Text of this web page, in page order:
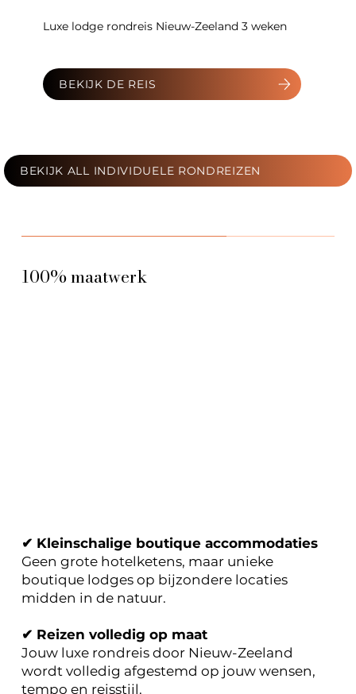
Luxe lodge rondreis Nieuw-Zeeland 3 weken
BEKIJK DE REIS
BEKIJK ALL INDIVIDUELE RONDREIZEN
100% maatwerk
✔ Kleinschalige boutique accommodaties
Geen grote hotelketens, maar unieke
boutique lodges op bijzondere locaties
midden in de natuur.
✔ Reizen volledig op maat
Jouw luxe rondreis door Nieuw-Zeeland
wordt volledig afgestemd op jouw wensen,
tempo en reisstijl.